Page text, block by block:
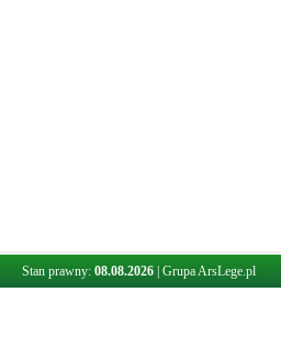
Stan prawny: 08.08.2026 Grupa ArsLege.pl